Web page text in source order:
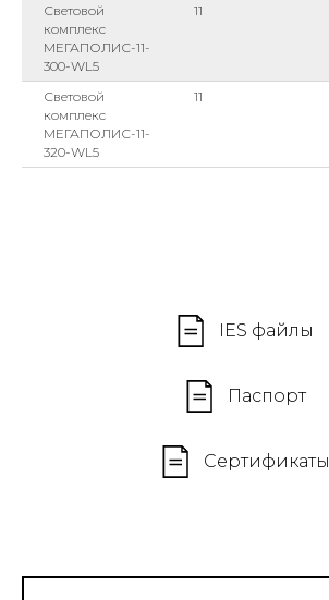
Световой
комплекс
МЕГАПОЛИС-11-
300-WL5
11
Световой
комплекс
МЕГАПОЛИС-11-
320-WL5
11
IES файлы
Паспорт
Сертификаты